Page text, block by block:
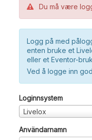
Du må være
Logg på med
enten bruke et
eller et Eventor-
Ved å logge inn
Loginnsystem
Livelox
Användarnamn